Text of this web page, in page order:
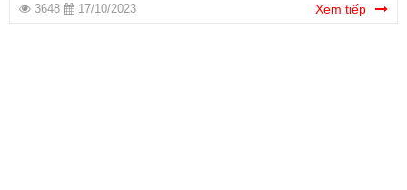
3648 17/10/2023 Xem tiếp